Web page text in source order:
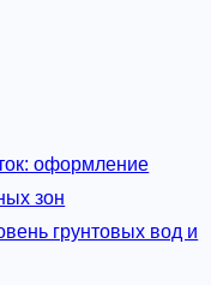
оформление
зон
грунтовых вод и